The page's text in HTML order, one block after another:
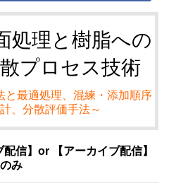
処理と樹脂への
プロセス技術
と最適処理、混練・添加順序
、分散評価手法～
信】or 【アーカイブ配信】
のみ